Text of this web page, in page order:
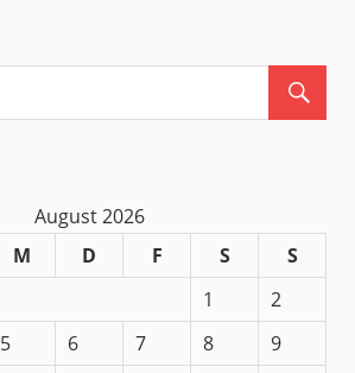
August 2026
M D F S
S
1
2
5 6 7 8
9